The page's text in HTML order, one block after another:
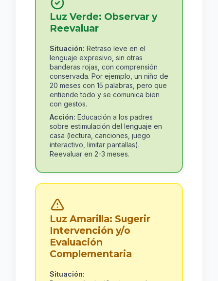
Luz Verde: Observar y
Reevaluar
Situación: Retraso leve en el
lenguaje expresivo, sin otras
banderas rojas, con comprensión
conservada. Por ejemplo, un niño de
20 meses con 15 palabras, pero que
entiende todo y se comunica bien
con gestos.
Acción: Educación a los padres
sobre estimulación del lenguaje en
casa (lectura, canciones, juego
interactivo, limitar pantallas).
Reevaluar en 2-3 meses.
Luz Amarilla: Sugerir
Intervención y/o
Evaluación
Complementaria
Situación: